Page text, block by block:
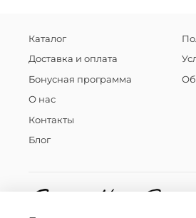
Каталог
Доставка и оплата
Бонусная программа
О нас
Контакты
Блог